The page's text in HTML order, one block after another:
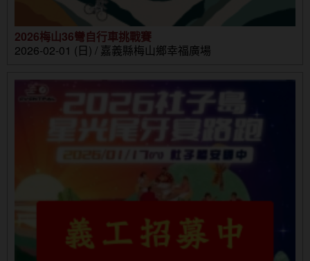
2026梅山36彎自行車挑戰賽
2026-02-01 (日) / 嘉義縣梅山鄉幸福廣場